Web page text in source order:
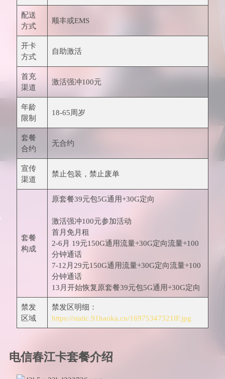
配送
方式
顺丰或EMS
开卡
方式
自助激活
首充
渠道
激活强冲100元
年龄
限制
18-65周岁
套餐
合约
无合约
宣传
渠道
禁止包装，禁止废单
套餐
构成
原套餐39元包5G通用+30G定向
激活强冲100元参加活动
首月免月租
2-6月 19元150G通用流量+30G定向流量+100
分钟通话
7-12月29元150G通用流量+30G定向流量+100
分钟通话
13月开始恢复原套餐39元包5G通用+30G定向
禁发
区域
禁发区明细：
https://static.91haoka.cn/16975347321lF.jpg
电信春江卡套餐介绍